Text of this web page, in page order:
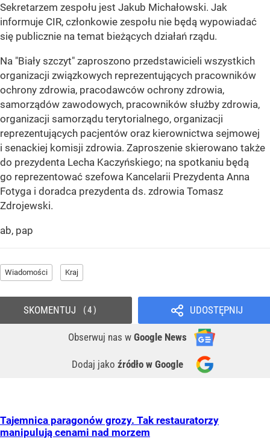
Sekretarzem zespołu jest Jakub Michałowski. Jak
informuje CIR, członkowie zespołu nie będą wypowiadać
się publicznie na temat bieżących działań rządu.
Na "Biały szczyt" zaproszono przedstawicieli wszystkich
organizacji związkowych reprezentujących pracowników
ochrony zdrowia, pracodawców ochrony zdrowia,
samorządów zawodowych, pracowników służby zdrowia,
organizacji samorządu terytorialnego, organizacji
reprezentujących pacjentów oraz kierownictwa sejmowej
i senackiej komisji zdrowia. Zaproszenie skierowano także
do prezydenta Lecha Kaczyńskiego; na spotkaniu będą
go reprezentować szefowa Kancelarii Prezydenta Anna
Fotyga i doradca prezydenta ds. zdrowia Tomasz
Zdrojewski.
ab, pap
Wiadomości Kraj
UDOSTĘPNIJ
Obserwuj nas w Google News
Dodaj jako źródło w Google
SKOMENTUJ 4
Tajemnica paragonów grozy. Tak restauratorzy
manipulują cenami nad morzem